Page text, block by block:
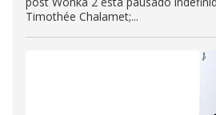
Timothée Chalamet;...